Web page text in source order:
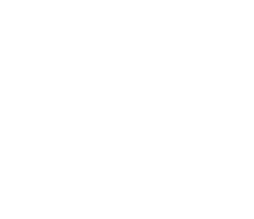
myndigheters bilar
inom luftfart
inom sjöfart